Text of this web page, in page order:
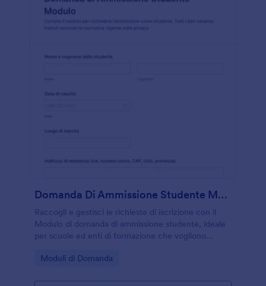
Domanda Di Ammissione Studente Modulo
Raccogli e gestisci le richieste di iscrizione con il
Modulo di domanda di ammissione studente, ideale
per scuole ed enti di formazione che vogliono
Go to Category:
Moduli di Domanda